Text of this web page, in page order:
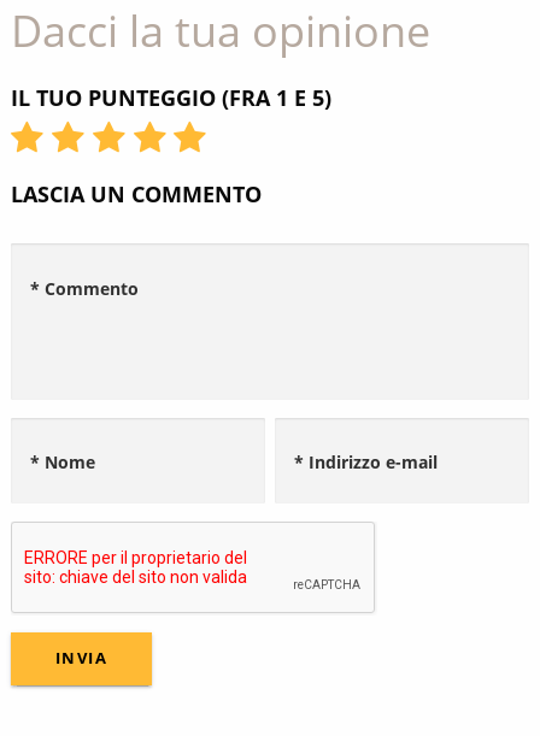
Dacci la tua opinione
IL TUO PUNTEGGIO (FRA 1 E 5)
LASCIA UN COMMENTO
* Commento
* Nome * Indirizzo e-mail